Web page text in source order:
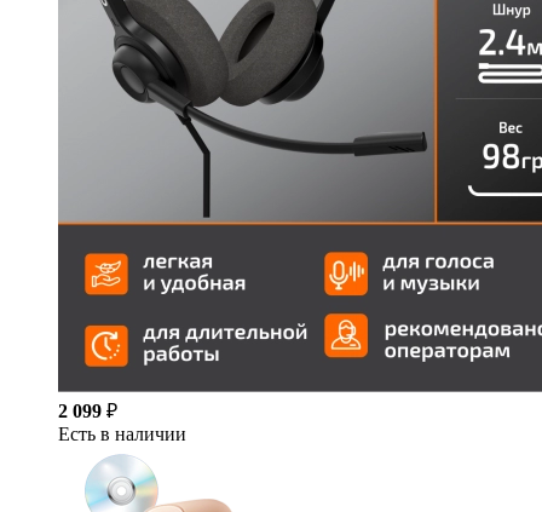
2 099 ₽
Есть в наличии